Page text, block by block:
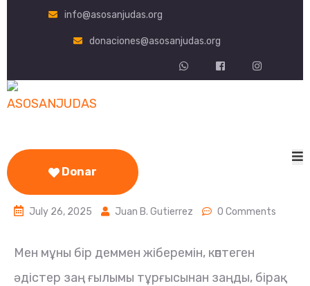
info@asosanjudas.org
donaciones@asosanjudas.org
Donar
July 26, 2025 Juan B. Gutierrez 0 Comments
Мен мұны бір деммен жіберемін, көптеген
әдістер заң ғылымы тұрғысынан заңды, бірақ